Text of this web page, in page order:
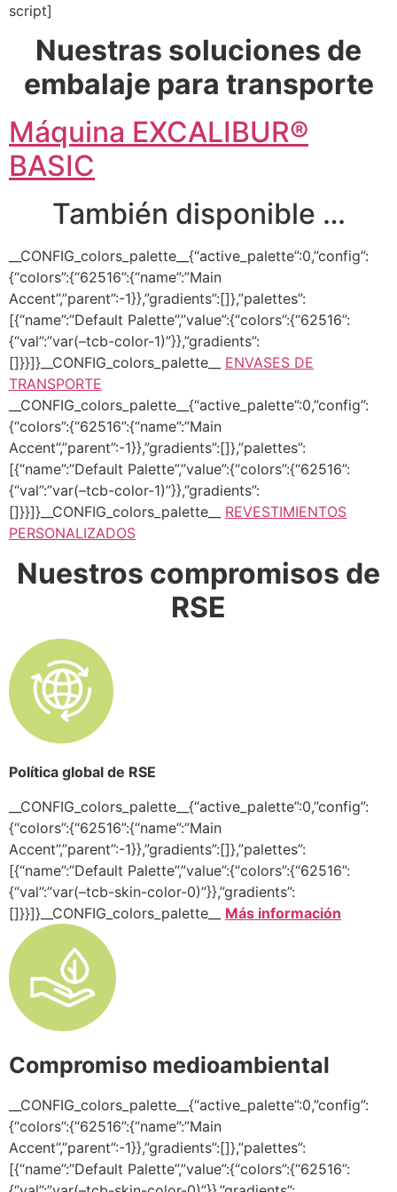
script]
Nuestras soluciones de
embalaje para transporte
Máquina EXCALIBUR®
BASIC
También disponible …
__CONFIG_colors_palette__{“active_palette”:0,”config”:
{“colors”:{“62516”:{“name”:”Main
Accent”,”parent”:-1}},”gradients”:[]},”palettes”:
[{“name”:”Default Palette”,”value”:{“colors”:{“62516”:
{“val”:”var(–tcb-color-1)”}},”gradients”:
[]}}]}__CONFIG_colors_palette__ ENVASES DE
TRANSPORTE
__CONFIG_colors_palette__{“active_palette”:0,”config”:
{“colors”:{“62516”:{“name”:”Main
Accent”,”parent”:-1}},”gradients”:[]},”palettes”:
[{“name”:”Default Palette”,”value”:{“colors”:{“62516”:
{“val”:”var(–tcb-color-1)”}},”gradients”:
[]}}]}__CONFIG_colors_palette__ REVESTIMIENTOS
PERSONALIZADOS
Nuestros compromisos de
RSE
Política global de RSE
__CONFIG_colors_palette__{“active_palette”:0,”config”:
{“colors”:{“62516”:{“name”:”Main
Accent”,”parent”:-1}},”gradients”:[]},”palettes”:
[{“name”:”Default Palette”,”value”:{“colors”:{“62516”:
{“val”:”var(–tcb-skin-color-0)”}},”gradients”:
[]}}]}__CONFIG_colors_palette__ Más información
Compromiso medioambiental
__CONFIG_colors_palette__{“active_palette”:0,”config”:
{“colors”:{“62516”:{“name”:”Main
Accent”,”parent”:-1}},”gradients”:[]},”palettes”:
[{“name”:”Default Palette”,”value”:{“colors”:{“62516”: